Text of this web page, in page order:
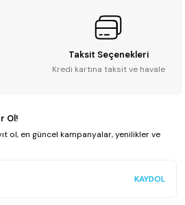
Taksit Seçenekleri
Kredi kartına taksit ve havale
Ol!
ol, en güncel kampanyalar, yenilikler ve
KAYDOL